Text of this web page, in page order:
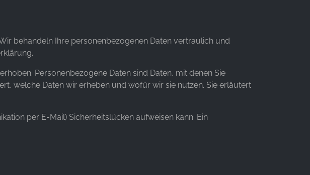
behandeln Ihre personenbezogenen Daten vertraulich und
Personenbezogene Daten sind Daten, mit denen Sie
welche Daten wir erheben und wofür wir sie nutzen. Sie erläutert
per E-Mail) Sicherheitslücken aufweisen kann. Ein